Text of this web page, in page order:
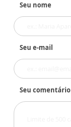
Seu nome
Seu e-mail
Seu comentário